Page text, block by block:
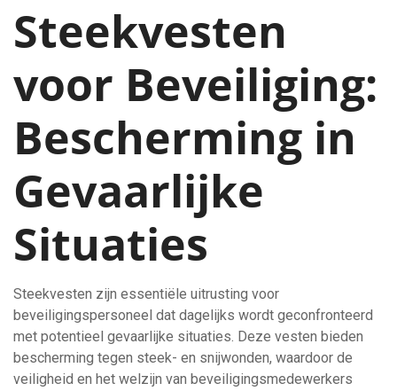
Steekvesten
voor Beveiliging:
Bescherming in
Gevaarlijke
Situaties
Steekvesten zijn essentiële uitrusting voor
beveiligingspersoneel dat dagelijks wordt geconfronteerd
met potentieel gevaarlijke situaties. Deze vesten bieden
bescherming tegen steek- en snijwonden, waardoor de
veiligheid en het welzijn van beveiligingsmedewerkers